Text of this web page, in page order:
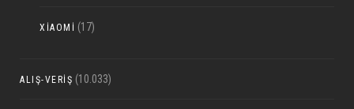
XIAOMI (17)
ALIŞ-VERIŞ (10.033)